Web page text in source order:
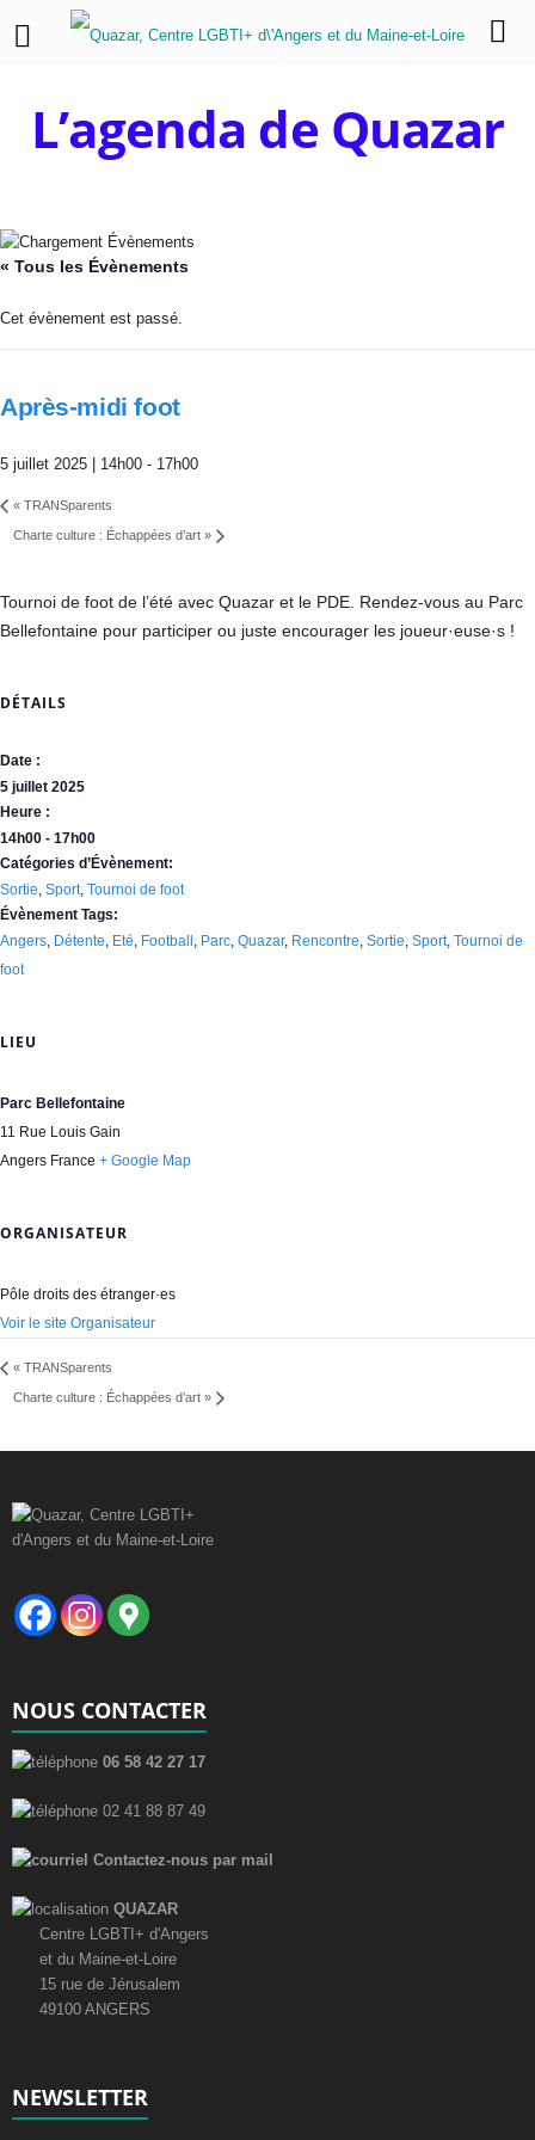
L’agenda de Quazar
« Tous les Évènements
Cet évènement est passé.
Après-midi foot
5 juillet 2025 | 14h00 - 17h00
« TRANSparents
Charte culture : Échappées d’art »
Tournoi de foot de l’été avec Quazar et le PDE. Rendez-vous au Parc
Bellefontaine pour participer ou juste encourager les joueur·euse·s !
DÉTAILS
Date :
5 juillet 2025
Heure :
14h00 - 17h00
Catégories d’Évènement:
Sortie, Sport, Tournoi de foot
Évènement Tags:
Angers, Détente, Eté, Football , Parc, Quazar, Rencontre, Sortie, Sport, Tournoi de
foot
LIEU
Parc Bellefontaine
11 Rue Louis Gain
Angers France + Google Map
ORGANISATEUR
Pôle droits des étranger·es
Voir le site Organisateur
« TRANSparents
Charte culture : Échappées d’art »
NOUS CONTACTER
06 58 42 27 17
02 41 88 87 49
Contactez-nous par mail
QUAZAR
Centre LGBTI+ d'Angers
et du Maine-et-Loire
15 rue de Jérusalem
49100 ANGERS
NEWSLETTER